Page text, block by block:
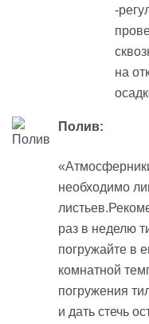
-
на
Полив:
необходимо
раз в неделю
погружайте в
комнатной
погружения
и дать стечь